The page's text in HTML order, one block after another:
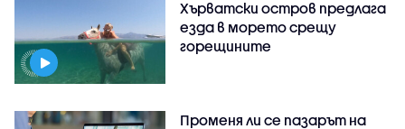
Хърватски остров предлага
езда в морето срещу
горещините
Променя ли се пазарът на